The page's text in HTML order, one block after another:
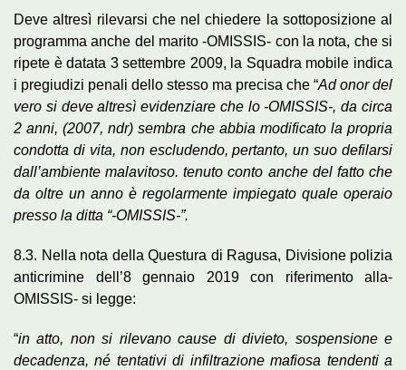
Deve altresì rilevarsi che nel chiedere la sottoposizione al
programma anche del marito -OMISSIS- con la nota, che si
ripete è datata 3 settembre 2009, la Squadra mobile indica
i pregiudizi penali dello stesso ma precisa che “Ad onor del
vero si deve altresì evidenziare che lo -OMISSIS-, da circa
2 anni, (2007, ndr) sembra che abbia modificato la propria
condotta di vita, non escludendo, pertanto, un suo defilarsi
dall’ambiente malavitoso. tenuto conto anche del fatto che
da oltre un anno è regolarmente impiegato quale operaio
presso la ditta “-OMISSIS-”.
8.3. Nella nota della Questura di Ragusa, Divisione polizia
anticrimine dell’8 gennaio 2019 con riferimento alla-
OMISSIS- si legge:
“in atto, non si rilevano cause di divieto, sospensione e
decadenza, né tentativi di infiltrazione mafiosa tendenti a